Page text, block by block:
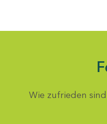
Wie zufrieden